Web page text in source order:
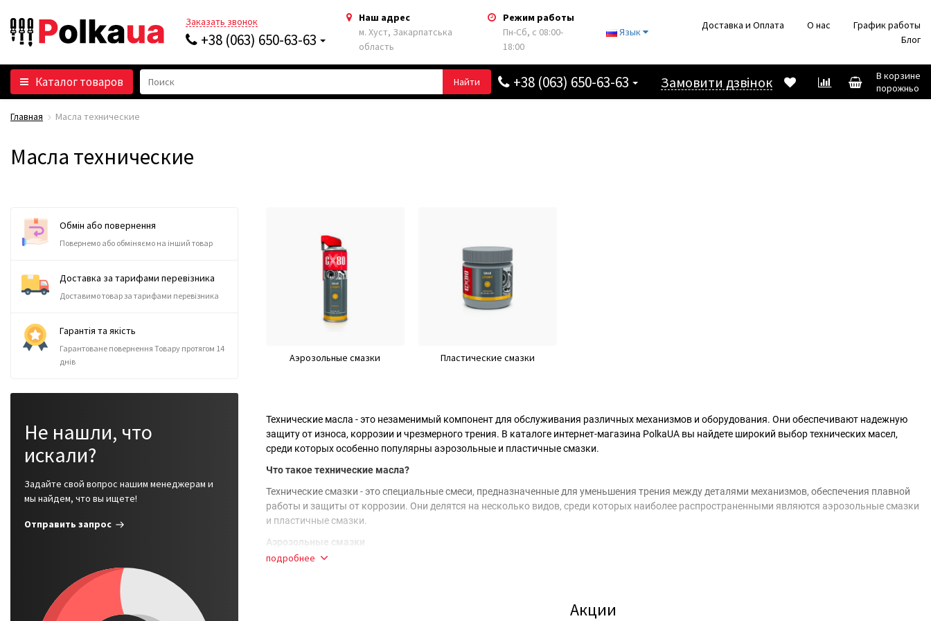
Заказать звонок
+38 (063) 650-63-63
Наш адрес
м. Хуст, Закарпатська
область
Режим работы
Пн-Сб, с 08:00-
18:00
Язык
Доставка и Оплата О нас
График работы
Блог
Каталог товаров Найти +38 (063) 650-63-63 Замовити дзвінок
В корзине
порожньо
Главная Масла технические
Масла технические
Обмін або повернення
Повернемо або обміняємо на інший товар
Доставка за тарифами перевізника
Доставимо товар за тарифами перевізника
Гарантія та якість
Гарантоване повернення Товару протягом 14
днів
Не нашли, что
искали?
Задайте свой вопрос нашим менеджерам и
мы найдем, что вы ищете!
Отправить запрос
Аэрозольные смазки Пластические смазки
Технические масла - это незаменимый компонент для обслуживания различных механизмов и оборудования. Они обеспечивают надежную
защиту от износа, коррозии и чрезмерного трения. В каталоге интернет-магазина PolkaUA вы найдете широкий выбор технических масел,
среди которых особенно популярны аэрозольные и пластичные смазки.
Что такое технические масла?
Технические смазки - это специальные смеси, предназначенные для уменьшения трения между деталями механизмов, обеспечения плавной
работы и защиты от коррозии. Они делятся на несколько видов, среди которых наиболее распространенными являются аэрозольные смазки
и пластичные смазки.
Аэрозольные смазки
Аэрозольные масла - это масла, находящиеся в баллончиках под давлением. Они имеют ряд преимуществ:
образуют на поверхности защитную пленку, предотвращающую коррозию и износ.
подробнее
Акции